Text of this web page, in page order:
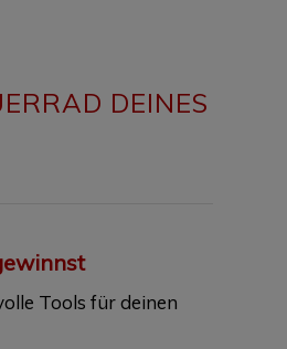
DEINES
Tools für deinen